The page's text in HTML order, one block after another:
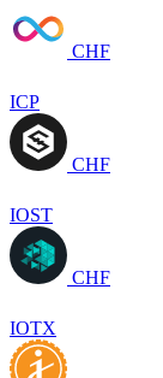
CHF
ICP
CHF
IOST
CHF
IOTX